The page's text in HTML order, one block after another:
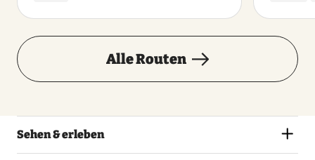
Alle Routen
Sehen & erleben